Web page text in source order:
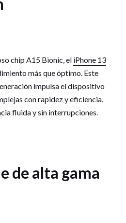
chip A15 Bionic, el iPhone 13
más que óptimo. Este
impulsa el dispositivo
con rapidez y eficiencia,
fluida y sin interrupciones.
de alta gama